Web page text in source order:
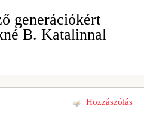
generációkért
B. Katalinnal
Hozzászólás